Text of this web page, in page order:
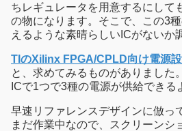
ちレギュレータを用意するにして
の物になります。そこで、この3
えるような素晴らしいICがないか
TIのXilinx FPGA/CPLD向け電源
と、求めてみるものがありました。
ICで1つで3種の電源が供給できる
早速リファレンスデザインに倣っ
まだ作業中なので、スクリーンシ